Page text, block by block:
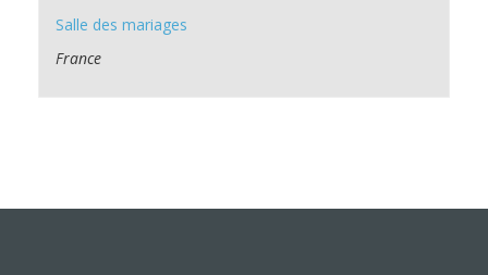
Salle des mariages
France